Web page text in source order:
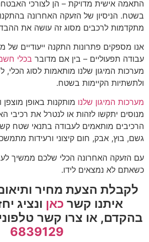
התאמה אישית מדויקת – הן לצורכי
בשטח. הניסיון של הזעקה האחרונה
מתקדמות לרכבים מסוג זה עושה את
אנו מספקים פתרונות התקנה ייעודיים של
עבודה תפעוליים – בין אם מדובר בכלי
מערכות המיגון שלנו מותאמות לסוג הכלי,
ולתשתיות הקיימות בשטח.
מערכות המיגון שלנו מותקנות באופן מוצפן
מנוסים יתקשו לזהות או לנטרל את רכיבי
הרכיבים מותאמים לעבודה בתנאי שטח
גשם, בוץ, אבק, חום קיצוני ורעידות
עם הזעקה האחרונה הכלי שלכם ממשיך
כשאתם לא נמצאים לידו.
לקבלת הצעת מחיר
איתנו קשר כאן ונציג
בהקדם, או צרו קשר
6839129